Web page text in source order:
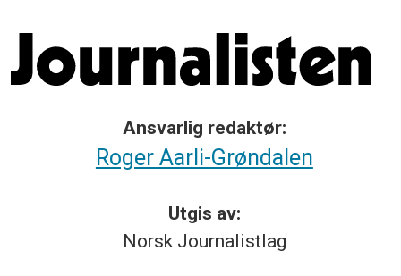
Ansvarlig redaktør:
Roger Aarli-Grøndalen
Utgis av:
Norsk Journalistlag